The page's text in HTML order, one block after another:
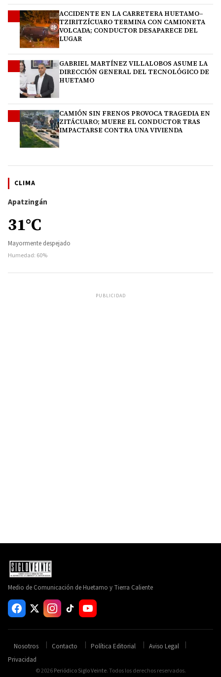
ACCIDENTE EN LA CARRETERA HUETAMO–
TZIRITZÍCUARO TERMINA CON CAMIONETA
VOLCADA; CONDUCTOR DESAPARECE DEL
LUGAR
GABRIEL MARTÍNEZ VILLALOBOS ASUME LA
DIRECCIÓN GENERAL DEL TECNOLÓGICO DE
HUETAMO
CAMIÓN SIN FRENOS PROVOCA TRAGEDIA EN
ZITÁCUARO; MUERE EL CONDUCTOR TRAS
IMPACTARSE CONTRA UNA VIVIENDA
CLIMA
Apatzingán
31°C
Mayormente despejado
Humedad: 60%
PUBLICIDAD
Medio de Comunicación de Huetamo y Tierra Caliente
Nosotros Contacto Política Editorial
Aviso Legal
Privacidad
© 2026Periódico Siglo Veinte. Todos los derechos reservados.